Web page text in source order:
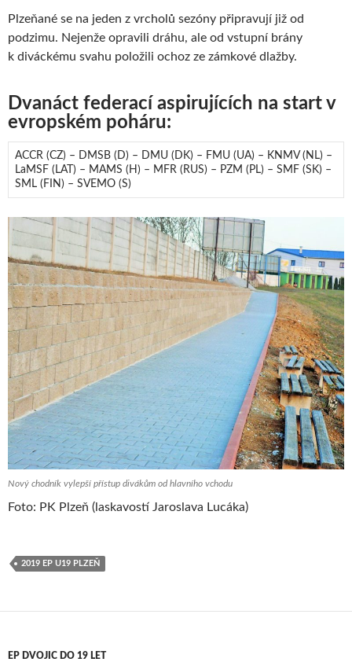
Plzeňané se na jeden z vrcholů sezóny připravují již od
podzimu. Nejenže opravili dráhu, ale od vstupní brány
k diváckému svahu položili ochoz ze zámkové dlažby.
Dvanáct federací aspirujících na start v
evropském poháru:
ACCR (CZ) – DMSB (D) – DMU (DK) – FMU (UA) – KNMV (NL) –
LaMSF (LAT) – MAMS (H) – MFR (RUS) – PZM (PL) – SMF (SK) –
SML (FIN) – SVEMO (S)
Nový chodník vylepší přístup divákům od hlavního vchodu
Foto: PK Plzeň (laskavostí Jaroslava Lucáka)
2019 EP U19 PLZEŇ
EP DVOJIC DO 19 LET